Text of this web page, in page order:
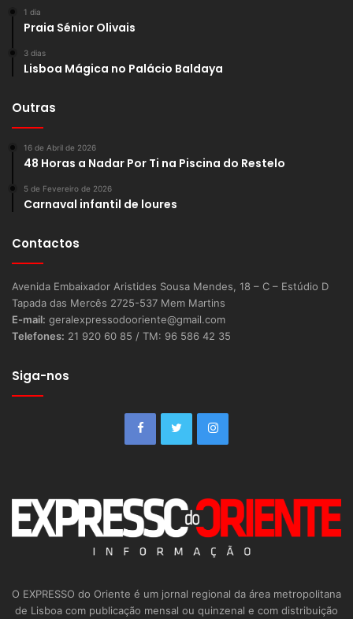
1 dia
Praia Sénior Olivais
3 dias
Lisboa Mágica no Palácio Baldaya
Outras
16 de Abril de 2026
48 Horas a Nadar Por Ti na Piscina do Restelo
5 de Fevereiro de 2026
Carnaval infantil de loures
Contactos
Avenida Embaixador Aristides Sousa Mendes, 18 – C – Estúdio D
Tapada das Mercês 2725-537 Mem Martins
E-mail: geralexpressodooriente@gmail.com
Telefones: 21 920 60 85 / TM: 96 586 42 35
Siga-nos
O EXPRESSO do Oriente é um jornal regional da área metropolitana
de Lisboa com publicação mensal ou quinzenal e com distribuição